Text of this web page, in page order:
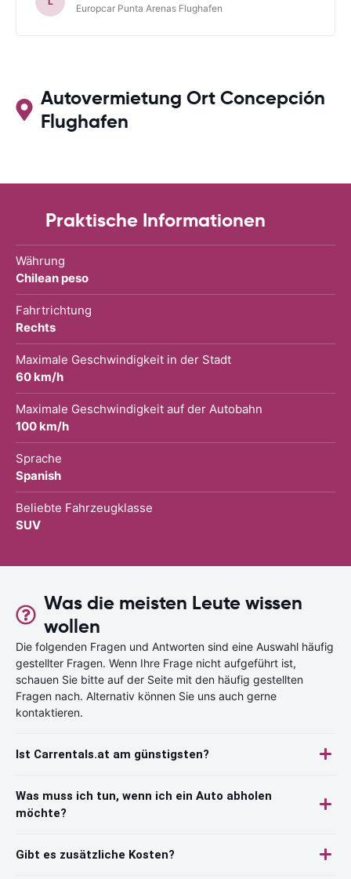
Europcar Punta Arenas Flughafen
Autovermietung Ort Concepción
Flughafen
Praktische Informationen
Währung
Chilean peso
Fahrtrichtung
Rechts
Maximale Geschwindigkeit in der Stadt
60 km/h
Maximale Geschwindigkeit auf der Autobahn
100 km/h
Sprache
Spanish
Beliebte Fahrzeugklasse
SUV
Was die meisten Leute wissen
wollen
Die folgenden Fragen und Antworten sind eine Auswahl häufig
gestellter Fragen. Wenn Ihre Frage nicht aufgeführt ist,
schauen Sie bitte auf der Seite mit den häufig gestellten
Fragen nach. Alternativ können Sie uns auch gerne
kontaktieren.
Ist Carrentals.at am günstigsten?
Was muss ich tun, wenn ich ein Auto abholen
möchte?
Gibt es zusätzliche Kosten?